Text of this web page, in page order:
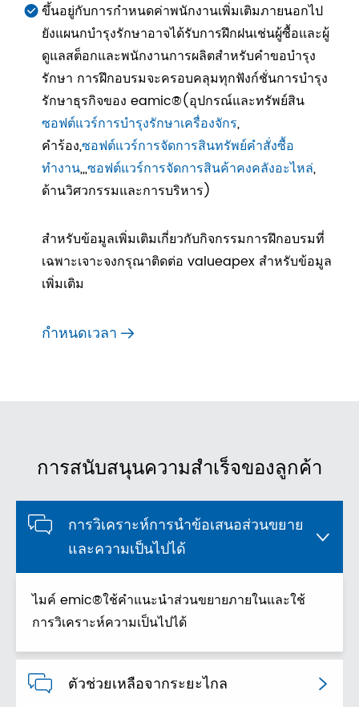
ขึ้นอยู่กับการกำหนดค่าพนักงานเพิ่มเติมภายนอกไป
ยังแผนกบำรุงรักษาอาจได้รับการฝึกฝนเช่นผู้ซื้อและผู้
ดูแลสต็อกและพนักงานการผลิตสำหรับคำขอบำรุง
รักษา การฝึกอบรมจะครอบคลุมทุกฟังก์ชั่นการบำรุง
รักษาธุรกิจของ eamic®(อุปกรณ์และทรัพย์สิน
ซอฟต์แวร์การบำรุงรักษาเครื่องจักร,
คำร้อง,ซอฟต์แวร์การจัดการสินทรัพย์คำสั่งซื้อ
ทำงาน,,,ซอฟต์แวร์การจัดการสินค้าคงคลังอะไหล่,
ด้านวิศวกรรมและการบริหาร)
สำหรับข้อมูลเพิ่มเติมเกี่ยวกับกิจกรรมการฝึกอบรมที่
เฉพาะเจาะจงกรุณาติดต่อ valueapex สำหรับข้อมูล
เพิ่มเติม
กำหนดเวลา 
การสนับสนุนความสำเร็จของลูกค้า

การวิเคราะห์การนำข้อเสนอส่วนขยาย
และความเป็นไปได้

ไมค์ emic®ใช้คำแนะนำส่วนขยายภายในและใช้
การวิเคราะห์ความเป็นไปได้
 ตัวช่วยเหลือจากระยะไกล 